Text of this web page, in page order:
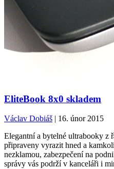
EliteBook 8x0 skladem
Václav Dobiáš | 16. únor 2015
Elegantní a bytelné ultrabooky z
připraveny vyrazit hned a
nezklamou, zabezpečení na
správy vás podrží v kanceláři i